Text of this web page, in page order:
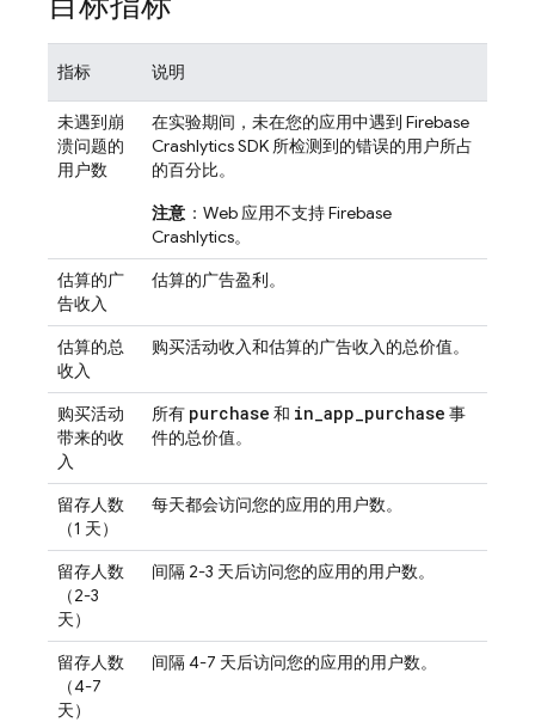
指标 说明
未遇到崩
溃问题的
用户数
在实验期间，未在您的应用中遇到 Firebase
CrashlyticsSDK 所检测到的错误的用户所占
的百分比。
注意 ：Web 应用不支持Firebase
Crashlytics。
估算的广
告收入
估算的广告盈利。
估算的总
收入
购买活动收入和估算的广告收入的总价值。
购买活动
带来的收
入
所有 purchase 和 in_app_purchase 事
件的总价值。
留存人数
（1 天）
每天都会访问您的应用的用户数。
留存人数
（2-3
天）
间隔 2-3 天后访问您的应用的用户数。
留存人数
（4-7
天）
间隔 4-7 天后访问您的应用的用户数。